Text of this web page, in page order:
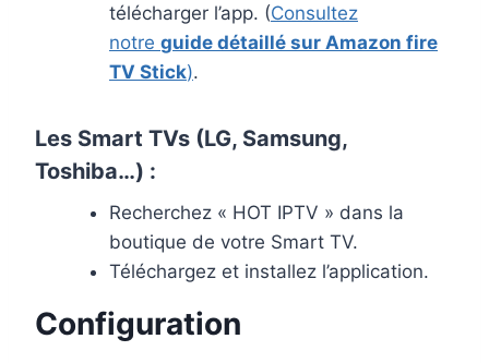
télécharger l’app. (Consultez
notre guide détaillé sur Amazon fire
TV Stick).
Les Smart TVs (LG, Samsung,
Toshiba…) :
Recherchez « HOT IPTV » dans la
boutique de votre Smart TV.
Téléchargez et installez l’application.
Configuration